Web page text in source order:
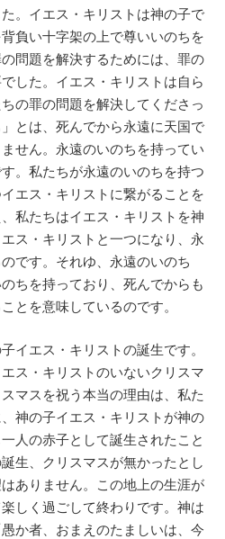
。イエス・キリストは神の子で
負い十字架の上で尊いいのちを
問題を解決するためには、罪の
した。イエス・キリストは自ら
の罪の問題を解決してくださっ
とは、死んでから永遠に天国で
せん。永遠のいのちを持ってい
。私たちが永遠のいのちを持つ
エス・キリストに繋がることを
私たちはイエス・キリストを神
ス・キリストと一つになり、永
です。それゆ、永遠のいのち
ちを持っており、死んでからも
とを意味しているのです。
イエス・キリストの誕生です。
ス・キリストのいないクリスマ
マスを祝う本当の理由は、私た
神の子イエス・キリストが神の
人の赤子として誕生されたこと
生、クリスマスが無かったとし
ありません。この地上の生涯が
しく過ごして終わりです。神は
か者、おまえのたましいは、今